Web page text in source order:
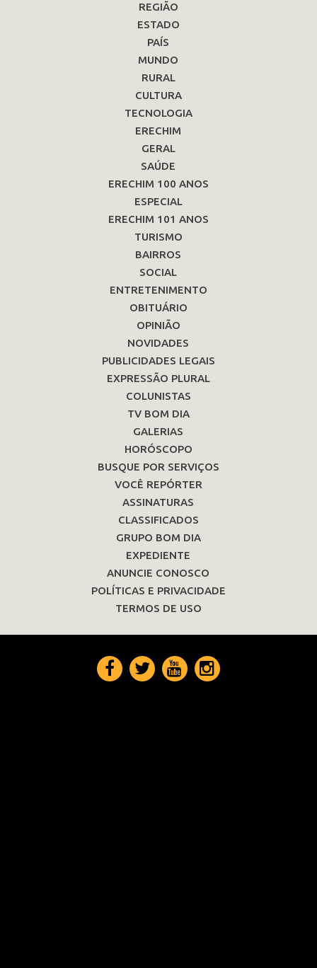
REGIÃO
ESTADO
PAÍS
MUNDO
RURAL
CULTURA
TECNOLOGIA
ERECHIM
GERAL
SAÚDE
ERECHIM 100 ANOS
ESPECIAL
ERECHIM 101 ANOS
TURISMO
BAIRROS
SOCIAL
ENTRETENIMENTO
OBITUÁRIO
OPINIÃO
NOVIDADES
PUBLICIDADES LEGAIS
EXPRESSÃO PLURAL
COLUNISTAS
TV BOM DIA
GALERIAS
HORÓSCOPO
BUSQUE POR SERVIÇOS
VOCÊ REPÓRTER
ASSINATURAS
CLASSIFICADOS
GRUPO BOM DIA
EXPEDIENTE
ANUNCIE CONOSCO
POLÍTICAS E PRIVACIDADE
TERMOS DE USO